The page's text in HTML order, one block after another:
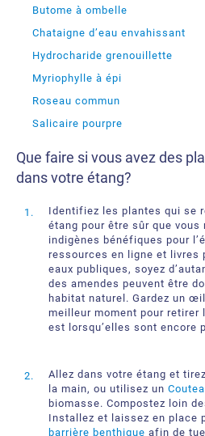
Butome à ombelle
Chataigne d’eau envahissant
Hydrocharide grenouillette
Myriophylle à épi
Roseau commun
Salicaire pourpre
Que faire si vous avez des
dans votre étang?
Identifiez les plantes qui se
étang pour être sûr que vous
indigènes bénéfiques pour
ressources en ligne et livres
eaux publiques, soyez
des amendes peuvent être
habitat naturel. Gardez un
meilleur moment pour retirer
est lorsqu’elles sont encore
Allez dans votre étang et
la main, ou utilisez un
biomasse. Compostez loin
Installez et laissez en place
barrière benthique afin de